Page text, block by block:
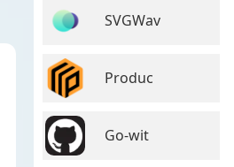
SVGWav
Produc
Go-wit